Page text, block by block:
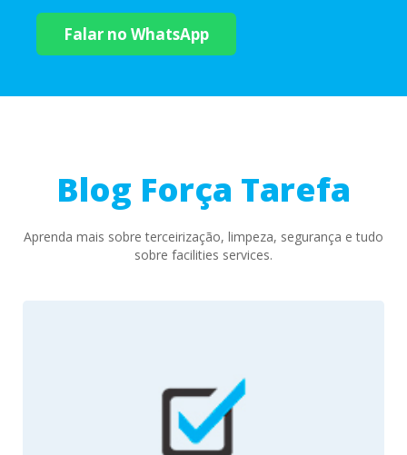
Falar no WhatsApp
Blog Força Tarefa
Aprenda mais sobre terceirização, limpeza, segurança e tudo
sobre facilities services.